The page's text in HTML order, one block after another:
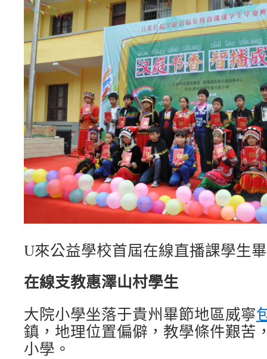
U來公益學校首屆在線直播課學生
在線支教惠澤山村學生
大院小學坐落于貴州畢節地區威寧
鎮，地理位置偏僻，教學條件艱苦
小學。